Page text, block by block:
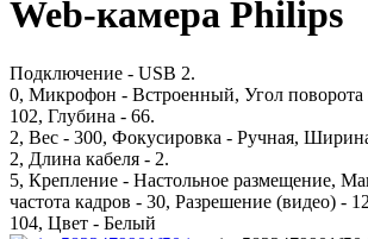
Web-камера Philips
Подключение - USB 2.
0, Микрофон - Встроенный, Угол поворота
102, Глубина - 66.
2, Вес - 300, Фокусировка - Ручная,
2, Длина кабеля - 2.
5, Крепление - Настольное размещение,
частота кадров - 30, Разрешение (видео) -
104, Цвет - Белый